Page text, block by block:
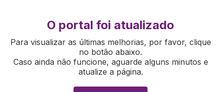
O portal foi atualizado
Para visualizar as últimas melhorias, por favor, clique
no botão abaixo.
Caso ainda não funcione, aguarde alguns minutos e
atualize a página.